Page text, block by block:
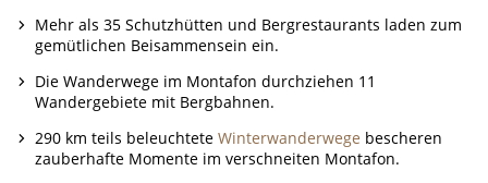
Mehr als 35 Schutzhütten und Bergrestaurants laden zum
gemütlichen Beisammensein ein.
Die Wanderwege im Montafon durchziehen 11
Wandergebiete mit Bergbahnen.
290 km teils beleuchtete Winterwanderwege bescheren
zauberhafte Momente im verschneiten Montafon.